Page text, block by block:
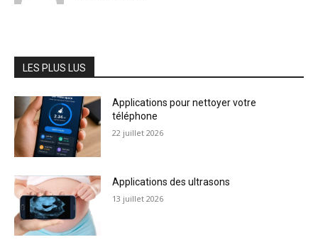
LES PLUS LUS
Applications pour nettoyer votre
téléphone
22 juillet 2026
Applications des ultrasons
13 juillet 2026